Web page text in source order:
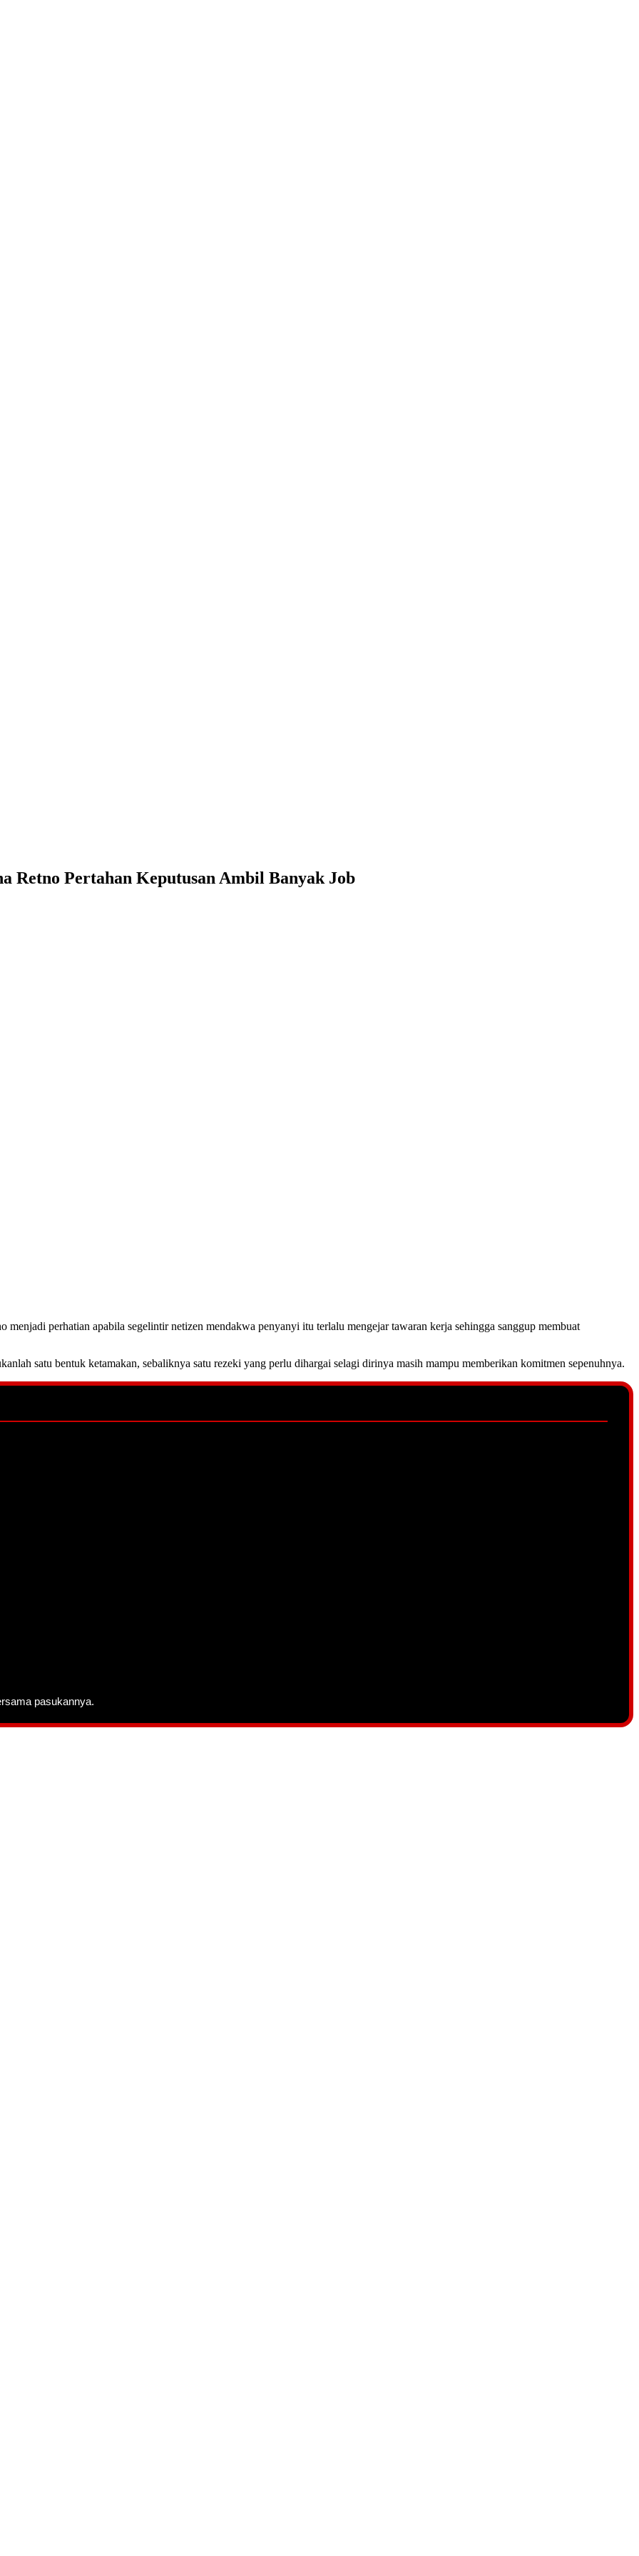
Retno Pertahan Keputusan Ambil Banyak Job
menjadi perhatian apabila segelintir netizen mendakwa penyanyi itu terlalu mengejar tawaran kerja sehingga sanggup membuat
satu bentuk ketamakan, sebaliknya satu rezeki yang perlu dihargai selagi dirinya masih mampu memberikan komitmen sepenuhnya.
pasukannya.